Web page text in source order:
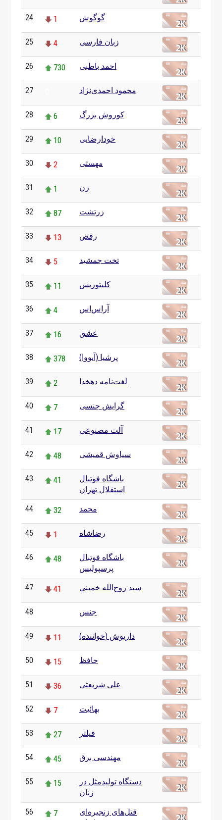
24 1 گوگوش
25 4 زبان فارسی
26 730 احمد باطبی
27 محمود احمدی‌نژاد
28 6 کوروش بزرگ
29 10 خودارضایی
30 2 مهستی
31 1 زن
32 87 زرتشت
33 13 رقص
34 5 تخت جمشید
35 11 کلیتوریس
36 4 آراس‌اس
37 16 عشق
38 378 پرشیا (آیووا)
39 2 لغت‌نامه دهخدا
40 7 گرایش جنسی
41 17 آلت مصنوعی
42 48 سیاوش قمیشی
43 41
باشگاه فوتبال
استقلال تهران
44 32 محمد
45 1 رضاشاه
46 48
باشگاه فوتبال
پرسپولیس
47 41 سید روح‌الله خمینی
48 جنس
49 11 داریوش (خواننده)
50 15 حافظ
51 36 علی شریعتی
52 7 بهائیت
53 27 فیلتر
54 45 مهندسی برق
55 15
دستگاه تولیدمثل در
زنان
56 7
قتل‌های زنجیره‌ای